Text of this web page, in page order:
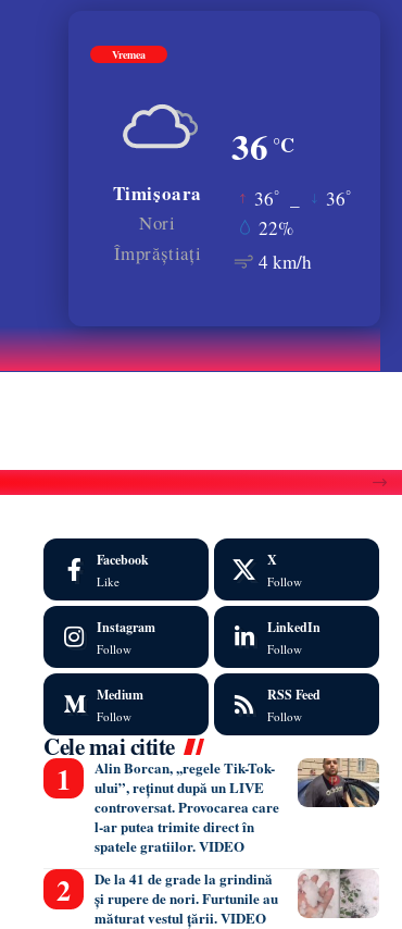
Vremea
36 °C
Timișoara
Nori
Împrăștiați
36° 36°
22%
4 km/h
Facebook
Like
X
Follow
Instagram
Follow
LinkedIn
Follow
Medium
Follow
RSS Feed
Follow
Cele mai citite
Alin Borcan, ,,regele Tik-Tok-
ului”, reținut după un LIVE
controversat. Provocarea care
l-ar putea trimite direct în
spatele gratiilor. VIDEO
De la 41 de grade la grindină
și rupere de nori. Furtunile au
măturat vestul țării. VIDEO